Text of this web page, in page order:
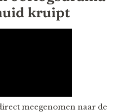
kruipt
meegenomen naar de